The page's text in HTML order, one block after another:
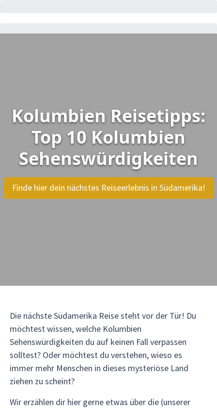
Kolumbien Reisetipps:
Top 10 Kolumbien
Sehenswürdigkeiten
Finde hier dein nächstes Reiseerlebnis in Südamerika!
Die nächste Südamerika Reise steht vor der Tür! Du
möchtest wissen, welche Kolumbien
Sehenswürdigkeiten du auf keinen Fall verpassen
solltest? Oder möchtest du verstehen, wieso es
immer mehr Menschen in dieses mysteriöse Land
ziehen zu scheint?
Wir erzählen dir hier gerne etwas über die (unserer